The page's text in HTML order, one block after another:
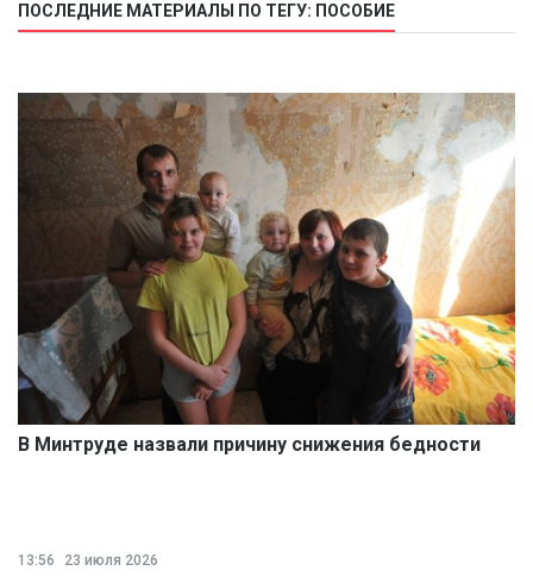
ПОСЛЕДНИЕ МАТЕРИАЛЫ ПО ТЕГУ: ПОСОБИЕ
В Минтруде назвали причину снижения бедности
13:56
23 июля 2026